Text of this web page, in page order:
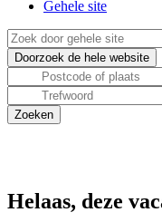
Gehele site
Helaas, deze